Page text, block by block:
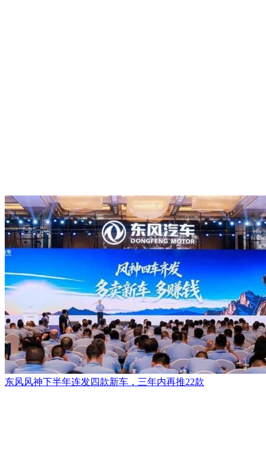
东风风神下半年连发四款新车，三年内再推22款